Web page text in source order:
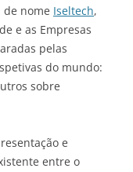
de nome Iseltech,
e as Empresas
pelas
do mundo:
sobre
e
entre o